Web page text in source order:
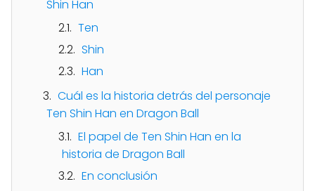
Shin Han
Ten
Shin
Han
Cuál es la historia detrás del personaje
Ten Shin Han en Dragon Ball
El papel de Ten Shin Han en la
historia de Dragon Ball
En conclusión